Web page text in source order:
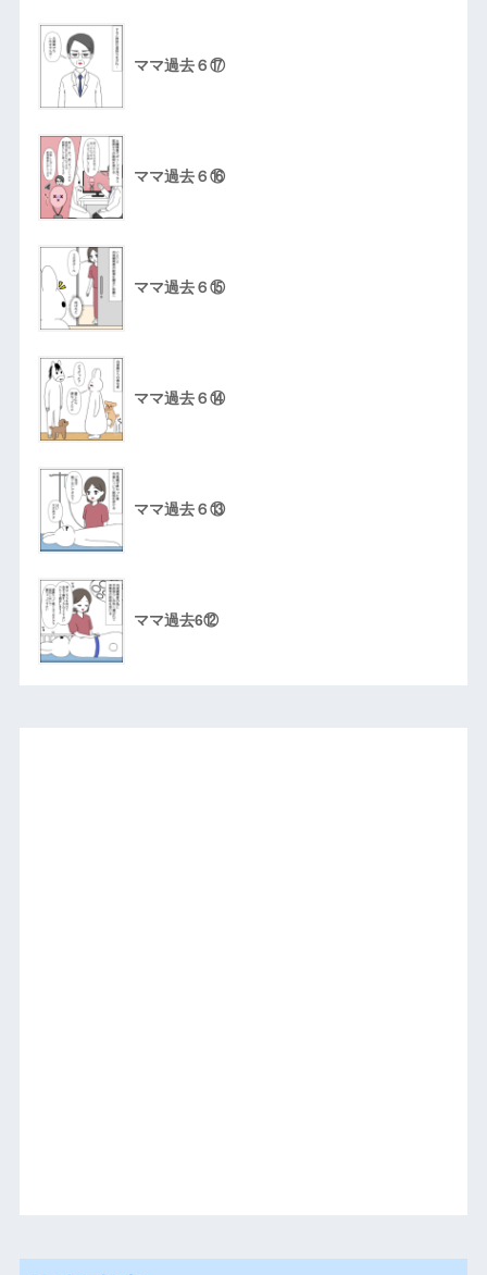
ママ過去６⑰
ママ過去６⑯
ママ過去６⑮
ママ過去６⑭
ママ過去６⑬
ママ過去6⑫